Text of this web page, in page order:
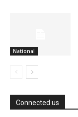
National
Connected us